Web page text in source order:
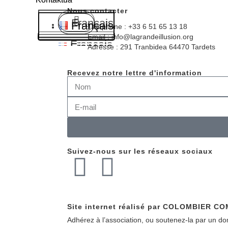
Français
Français
Français
Français
Français
Français
Nous contacter
Téléphone : +33 6 51 65 13 18
Email : info@lagrandeillusion.org
Adresse : 291 Tranbidea 64470 Tardets
Recevez notre lettre d'information
Suivez-nous sur les réseaux sociaux
Site internet réalisé par COLOMBIER
Adhérez à l’association, ou soutenez-la par un